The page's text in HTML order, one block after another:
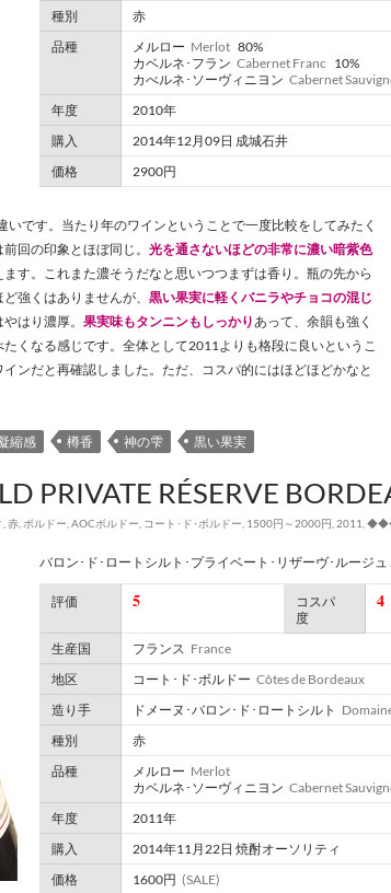
種別
赤
品種
メルロー Merlot 80%
カベルネ･フラン Cabernet Franc 10%
カべルネ･ソーヴィニヨン Cabernet
年度
2010年
購入
2014年12月09日 成城石井
価格
2900円
いです。当たり年のワインということで一度比較をしてみたく
回の印象とほぼ同じ。 光を通さないほどの非常に濃い暗紫色
す。これまた濃そうだなと思いつつまずは香り。瓶の先から
強くはありませんが、 黒い果実に軽くバニラやチョコの混じ
はり濃厚。 果実味もタンニンもしっかりあって、余韻も強く
くなる感じです。全体として2011よりも格段に良いというこ
ンだと再確認しました。ただ、コスパ的にはほどほどかなと
縮感 樽香 神の雫 黒い果実
PRIVATE RÉSERVE
赤 ボルドー AOCボルドー コート･ド･ボルドー 1500円～2000円 2011
バロン･ド･ロートシルト･プライベート･リザーヴ･ルージ
評価 5
コスパ
度
4
生産国 フランス France
地区
コート･ド･ボルドー Côtes de Bordeaux
造り手
ドメーヌ･バロン･ド･ロートシルト
種別
赤
品種
メルロー Merlot
カベルネ･ソーヴィニヨン Cabernet
年度
2011年
購入
2014年11月22日 焼酎オーソリティ
価格
1600円 (SALE)